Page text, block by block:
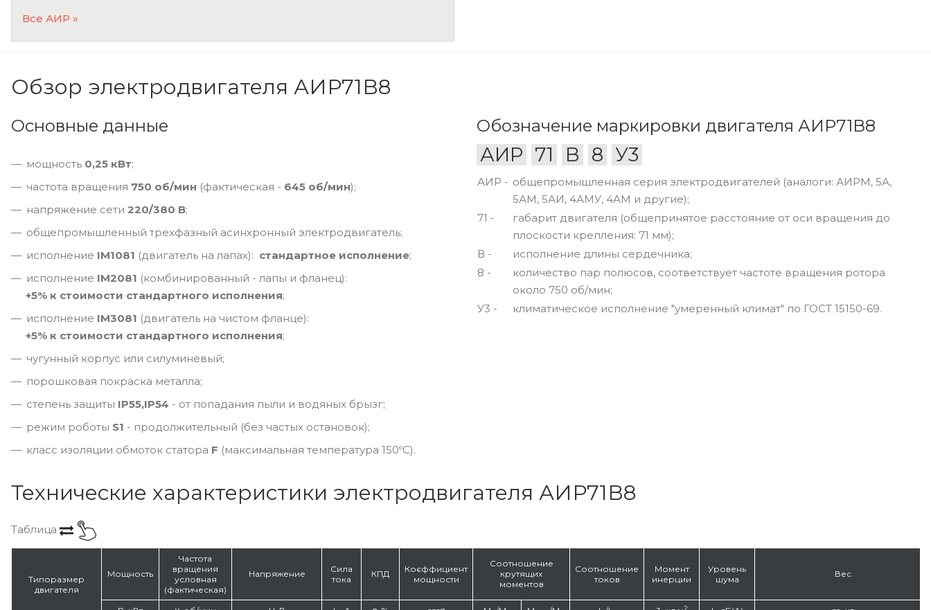
Все АИР »
Обзор электродвигателя АИР71В8
Основные данные
мощность 0,25 кВт;
частота вращения 750 об/мин (фактическая - 645 об/мин);
напряжение сети 220/380 В;
общепромышленный трехфазный асинхронный электродвигатель;
исполнение IM1081 (двигатель на лапах): стандартное исполнение;
исполнение IM2081 (комбинированный - лапы и фланец):
+5% к стоимости стандартного исполнения;
исполнение IM3081 (двигатель на чистом фланце):
+5% к стоимости стандартного исполнения;
чугунный корпус или силуминевый;
порошковая покраска металла;
степень защиты IP55,IP54 - от попадания пыли и водяных брызг;
режим роботы S1 - продолжительный (без частых остановок);
класс изоляции обмоток статора F (максимальная температура 150ºС).
Обозначение маркировки двигателя АИР71В8
АИР 71 В 8 У3
АИР - общепромышленная серия электродвигателей (аналоги: АИРМ, 5А,
5АМ, 5АИ, 4АМУ, 4АМ и другие);
71 -
габарит двигателя (общепринятое расстояние от оси вращения до
плоскости крепления: 71 мм);
В -
исполнение длины сердечника;
8 -
количество пар полюсов, соответствует частоте вращения ротора
около 750 об/мин;
У3 -
климатическое исполнение "умеренный климат" по ГОСТ 15150-69.
Технические характеристики электродвигателя АИР71В8
Таблица
Типоразмер
двигателя
Мощность
Частота
вращения
условная
(фактическая)
Напряжение
Сила
тока
КПД
Коєффициент
мощности
Соотношение
крутящих
моментов
Соотношение
токов
Момент
инерции
Уровень
шума
Вес
2